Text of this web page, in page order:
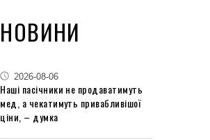
НОВИНИ
2026-08-06
Наші пасічники не продаватимуть
мед, а чекатимуть привабливішої
ціни, – думка